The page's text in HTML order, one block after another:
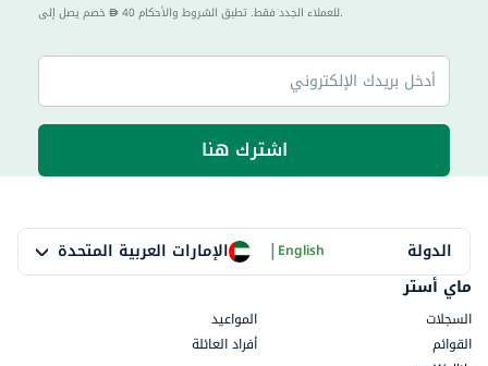
40 للعملاء الجدد فقط. تطبق الشروط والأحكام.
اشترك هنا
الدولة الإمارات العربية المتحدة |English
ماي أستر
السجلات
المواعيد
القوائم
أفراد العائلة